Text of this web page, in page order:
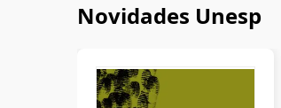
Novidades Unesp